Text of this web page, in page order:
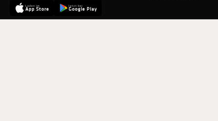
Laden im
App Store
Jetzt bei
Google Play